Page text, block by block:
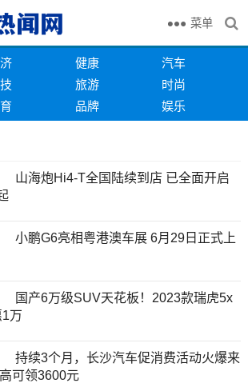
菜单
健康
汽车
旅游
时尚
品牌 娱乐
山海炮Hi4-T全国陆续到店 已全面开启
小鹏G6亮相粤港澳车展 6月29日正式上
国产6万级SUV天花板！2023款瑞虎5x
万
持续3个月，长沙汽车促消费活动火爆来
可领3600元